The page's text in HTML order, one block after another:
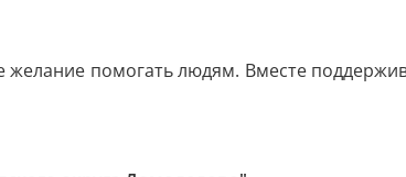
желание помогать людям. Вместе